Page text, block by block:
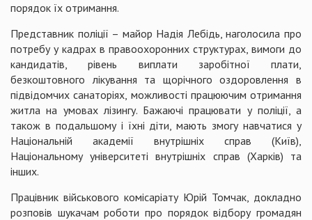
порядок їх отримання.
Представник поліції – майор Надія Лебідь, наголосила про
потребу у кадрах в правоохоронних структурах, вимоги до
кандидатів, рівень виплати заробітної плати,
безкоштовного лікування та щорічного оздоровлення в
підвідомчих санаторіях, можливості працюючим отримання
житла на умовах лізингу. Бажаючі працювати у поліції, а
також в подальшому і їхні діти, мають змогу навчатися у
Національній академії внутрішніх справ (Київ),
Національному університеті внутрішніх справ (Харків) та
інших.
Працівник військового комісаріату Юрій Томчак, докладно
розповів шукачам роботи про порядок відбору громадян